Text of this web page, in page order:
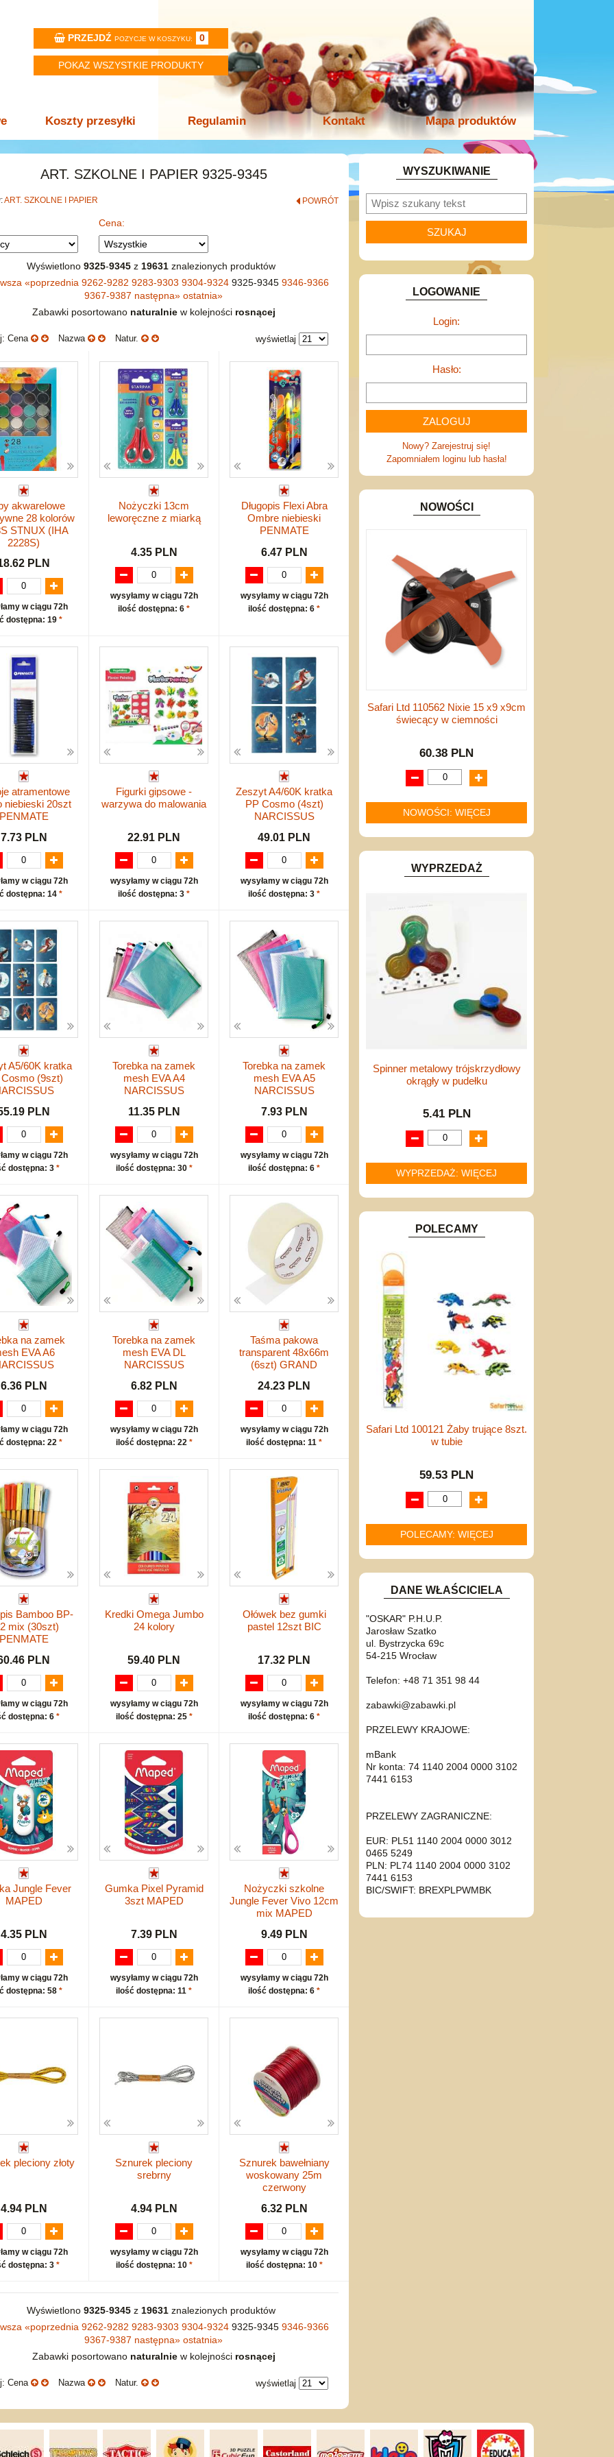
PRZEJDŹ POZYCJE W KOSZYKU: 0
POKAZ WSZYSTKIE PRODUKTY
Koszty przesyłki Regulamin Kontakt Mapa produktów
ART. SZKOLNE I PAPIER 9325-9345
ART. SZKOLNE I PAPIER POWRÓT
Cena:
Wyświetlono 9325-9345z 19631znalezionych produktów
«poprzednia 9262-9282 9283-9303 9304-9324 9325-9345 9346-9366
9367-9387 następna» ostatnia»
Zabawki posortowano naturalniew kolejności rosnącej
Cena Nazwa Natur. wyświetlaj
akwarelowe
28 kolorów
STNUX (IHA
2228S)
PLN
w ciągu 72h
dostępna: 19 *
Nożyczki 13cm
leworęczne z miarką
4.35 PLN
wysyłamy w ciągu 72h
ilość dostępna: 6 *
Długopis Flexi Abra
Ombre niebieski
PENMATE
6.47 PLN
wysyłamy w ciągu 72h
ilość dostępna: 6 *
atramentowe
niebieski 20szt
PENMATE
7.73 PLN
w ciągu 72h
dostępna: 14 *
Figurki gipsowe -
warzywa do malowania
22.91 PLN
wysyłamy w ciągu 72h
ilość dostępna: 3 *
Zeszyt A4/60K kratka
PP Cosmo (4szt)
NARCISSUS
49.01 PLN
wysyłamy w ciągu 72h
ilość dostępna: 3 *
A5/60K kratka
(9szt)
PLN
w ciągu 72h
dostępna: 3 *
Torebka na zamek
mesh EVA A4
NARCISSUS
11.35 PLN
wysyłamy w ciągu 72h
ilość dostępna: 30 *
Torebka na zamek
mesh EVA A5
NARCISSUS
7.93 PLN
wysyłamy w ciągu 72h
ilość dostępna: 6 *
na zamek
EVA A6
6.36 PLN
w ciągu 72h
dostępna: 22 *
Torebka na zamek
mesh EVA DL
NARCISSUS
6.82 PLN
wysyłamy w ciągu 72h
ilość dostępna: 22 *
Taśma pakowa
transparent 48x66m
(6szt) GRAND
24.23 PLN
wysyłamy w ciągu 72h
ilość dostępna: 11 *
Bamboo BP-
mix (30szt)
PENMATE
PLN
w ciągu 72h
dostępna: 6 *
Kredki Omega Jumbo
24 kolory
59.40 PLN
wysyłamy w ciągu 72h
ilość dostępna: 25 *
Ołówek bez gumki
pastel 12szt BIC
17.32 PLN
wysyłamy w ciągu 72h
ilość dostępna: 6 *
Jungle Fever
MAPED
4.35 PLN
w ciągu 72h
dostępna: 58 *
Gumka Pixel Pyramid
3szt MAPED
7.39 PLN
wysyłamy w ciągu 72h
ilość dostępna: 11 *
Nożyczki szkolne
Jungle Fever Vivo 12cm
mix MAPED
9.49 PLN
wysyłamy w ciągu 72h
ilość dostępna: 6 *
pleciony złoty
4.94 PLN
w ciągu 72h
dostępna: 3 *
Sznurek pleciony
srebrny
4.94 PLN
wysyłamy w ciągu 72h
ilość dostępna: 10 *
Sznurek bawełniany
woskowany 25m
czerwony
6.32 PLN
wysyłamy w ciągu 72h
ilość dostępna: 10 *
Wyświetlono 9325-9345z 19631znalezionych produktów
«poprzednia 9262-9282 9283-9303 9304-9324 9325-9345 9346-9366
9367-9387 następna» ostatnia»
Zabawki posortowano naturalniew kolejności rosnącej
Cena Nazwa Natur. wyświetlaj
WYSZUKIWANIE
LOGOWANIE
Login:
Hasło:
Nowy? Zarejestruj się!
Zapomniałem loginu lub hasła!
NOWOŚCI
Safari Ltd 110562 Nixie 15 x9 x9cm
świecący w ciemności
60.38 PLN
NOWOŚCI: WIĘCEJ
WYPRZEDAŻ
Spinner metalowy trójskrzydłowy
okrągły w pudełku
5.41 PLN
WYPRZEDAŻ: WIĘCEJ
POLECAMY
Safari Ltd 100121 Żaby trujące 8szt.
w tubie
59.53 PLN
POLECAMY: WIĘCEJ
DANE WŁAŚCICIELA
"OSKAR" P.H.U.P.
Jarosław Szatko
ul. Bystrzycka 69c
54-215 Wrocław
Telefon: +48 71 351 98 44
zabawki@zabawki.pl
PRZELEWY KRAJOWE:
mBank
Nr konta: 74 1140 2004 0000 3102
7441 6153
PRZELEWY ZAGRANICZNE:
EUR: PL51 1140 2004 0000 3012
0465 5249
PLN: PL74 1140 2004 0000 3102
7441 6153
BIC/SWIFT: BREXPLPWMBK